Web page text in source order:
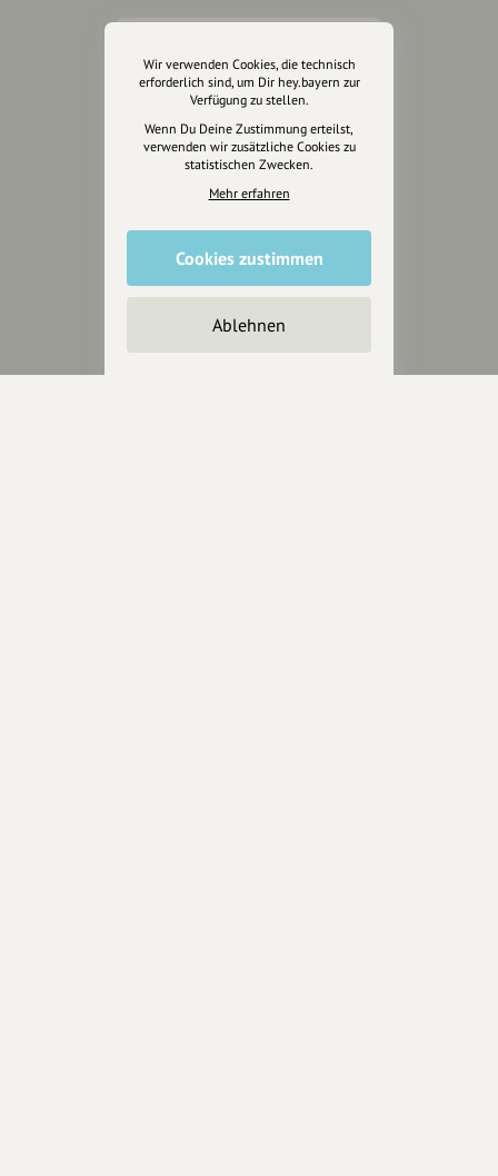
Unterstütze
unsere Plattform
hey.bayern ist ein Projekt von
uns für unsere Region und
Inhalte vorschlagen
Jetzt unterstützen
Wir verwenden Cookies, die technisch
erforderlich sind, um Dir hey.bayern zur
Verfügung zu stellen.
Wenn Du Deine Zustimmung erteilst,
verwenden wir zusätzliche Cookies zu
statistischen Zwecken.
Mehr erfahren
Cookies zustimmen
Ablehnen